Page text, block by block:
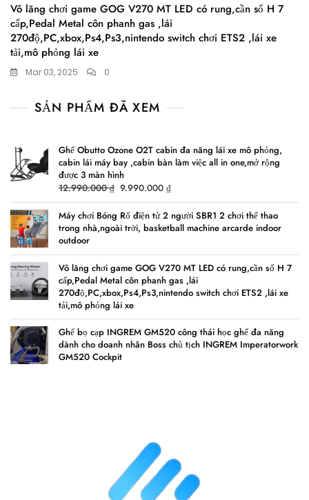
Vô lăng chơi game GOG V270 MT LED có rung,cần số H 7
cấp,Pedal Metal côn phanh gas ,lái
270độ,PC,xbox,Ps4,Ps3,nintendo switch chơi ETS2 ,lái xe
tải,mô phỏng lái xe
Mar 03, 2025 0
SẢN PHẨM ĐÃ XEM
Ghế Obutto Ozone O2T cabin đa năng lái xe mô phỏng,
cabin lái máy bay ,cabin bàn làm việc all in one,mở rộng
được 3 màn hình
12.990.000₫ Original
price
was:
12.990.000 ₫.
9.990.000 ₫
price
is:
9.990.000 ₫.
Máy chơi Bóng Rổ điện tử 2 người SBR1 2 chơi thể thao
trong nhà,ngoài trời, basketball machine arcarde indoor
outdoor
Vô lăng chơi game GOG V270 MT LED có rung,cần số H 7
cấp,Pedal Metal côn phanh gas ,lái
270độ,PC,xbox,Ps4,Ps3,nintendo switch chơi ETS2 ,lái xe
tải,mô phỏng lái xe
Ghế bọ cạp INGREM GM520 công thái học ghế đa năng
dành cho doanh nhân Boss chủ tịch INGREM Imperatorwork
GM520 Cockpit